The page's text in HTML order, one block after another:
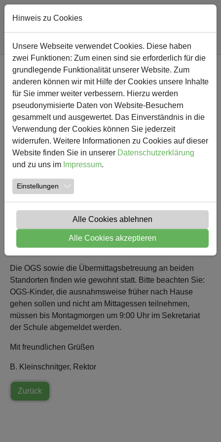
Zum Hauptinhalt springen
Sie sind hier:
Südschule Nachricht
NEWS
Hitzefrei
19.06.2026
Liebe Eltern, sehr geehrte Damen und Herren,
aufgrund der anhaltend hohen Temperaturen endet der
Unterricht am kommenden Montag und Dienstag, 22.06.
und 23.06.2026, für alle Kinder bereits nach der 4. Stunde
um 11:35 Uhr.
Ob das Hitzefrei auch an weiteren Tagen notwendig sein
wird, entscheide ich im Laufe der nächsten Woche und
informiere Sie rechtzeitig.
Die OGS sowie die Übermittagsbetreuung an beiden
Standorten finden wie gewohnt statt. Bitte beachten Sie:
OGS‑Kinder, die ausnahmsweise früher nach Hause
gehen sollen und nicht am Mittagessen teilnehmen,
müssen bis Montagmorgen um 9:00 Uhr im Sekretariat
der Schule abgemeldet werden.
Mit freundlichen Grüßen
B. Kleinschnitger, Rektor
Zurück
Hinweis zu Cookies
Unsere Webseite verwendet Cookies. Diese haben
zwei Funktionen: Zum einen sind sie erforderlich für die
grundlegende Funktionalität unserer Website. Zum
anderen können wir mit Hilfe der Cookies unsere Inhalte
für Sie immer weiter verbessern. Hierzu werden
pseudonymisierte Daten von Website-Besuchern
gesammelt und ausgewertet. Das Einverständnis in die
Verwendung der Cookies können Sie jederzeit
widerrufen. Weitere Informationen zu Cookies auf dieser
Website finden Sie in unserer Datenschutzerklärung
und zu uns im Impressum.
Einstellungen
Alle Cookies ablehnen
Alle Cookies akzeptieren